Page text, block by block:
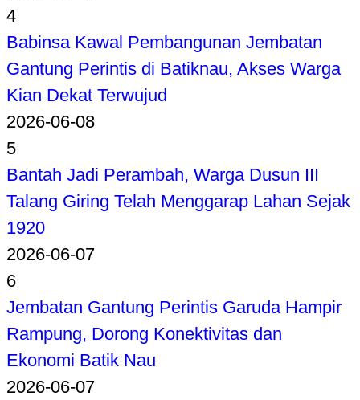
4
Babinsa Kawal Pembangunan Jembatan
Gantung Perintis di Batiknau, Akses Warga
Kian Dekat Terwujud
2026-06-08
5
Bantah Jadi Perambah, Warga Dusun III
Talang Giring Telah Menggarap Lahan Sejak
1920
2026-06-07
6
Jembatan Gantung Perintis Garuda Hampir
Rampung, Dorong Konektivitas dan
Ekonomi Batik Nau
2026-06-07